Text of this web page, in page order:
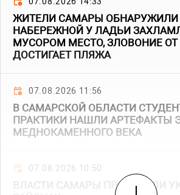
ЖИТЕЛИ САМАРЫ ОБНАРУЖИЛИ
НАБЕРЕЖНОЙ У ЛАДЬИ
МУСОРОМ МЕСТО, ЗЛОВОНИЕ ОТ
ДОСТИГАЕТ ПЛЯЖА
07.08.2026 11:56
В САМАРСКОЙ ОБЛАСТИ
ПРАКТИКИ НАШЛИ АРТЕФАКТЫ
МЕДНОКАМЕННОГО ВЕКА
07.08.2026 10:50
ВЛАСТИ САМАРЫ ПРОВЕРИЛИ